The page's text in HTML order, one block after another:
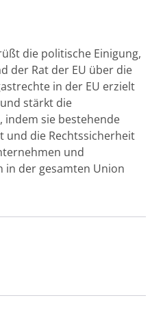
die politische Einigung,
der Rat der EU über die
in der EU erzielt
stärkt die
indem sie bestehende
und die Rechtssicherheit
und
in der gesamten Union